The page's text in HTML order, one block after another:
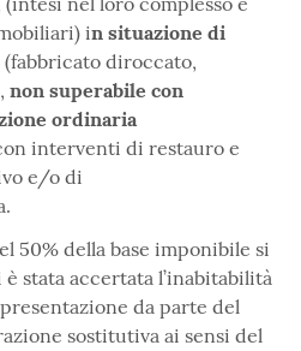
in situazione di
(fabbricato diroccato,
non superabile con
ordinaria
interventi di restauro e
e/o di
50% della base imponibile si
stata accertata l’inabitabilità
da parte del
sostitutiva ai sensi del